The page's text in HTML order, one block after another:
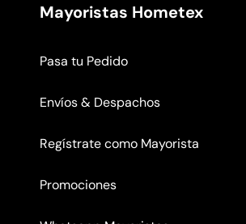
Mayoristas Hometex
Pasa tu Pedido
Envíos & Despachos
Regístrate como Mayorista
Promociones